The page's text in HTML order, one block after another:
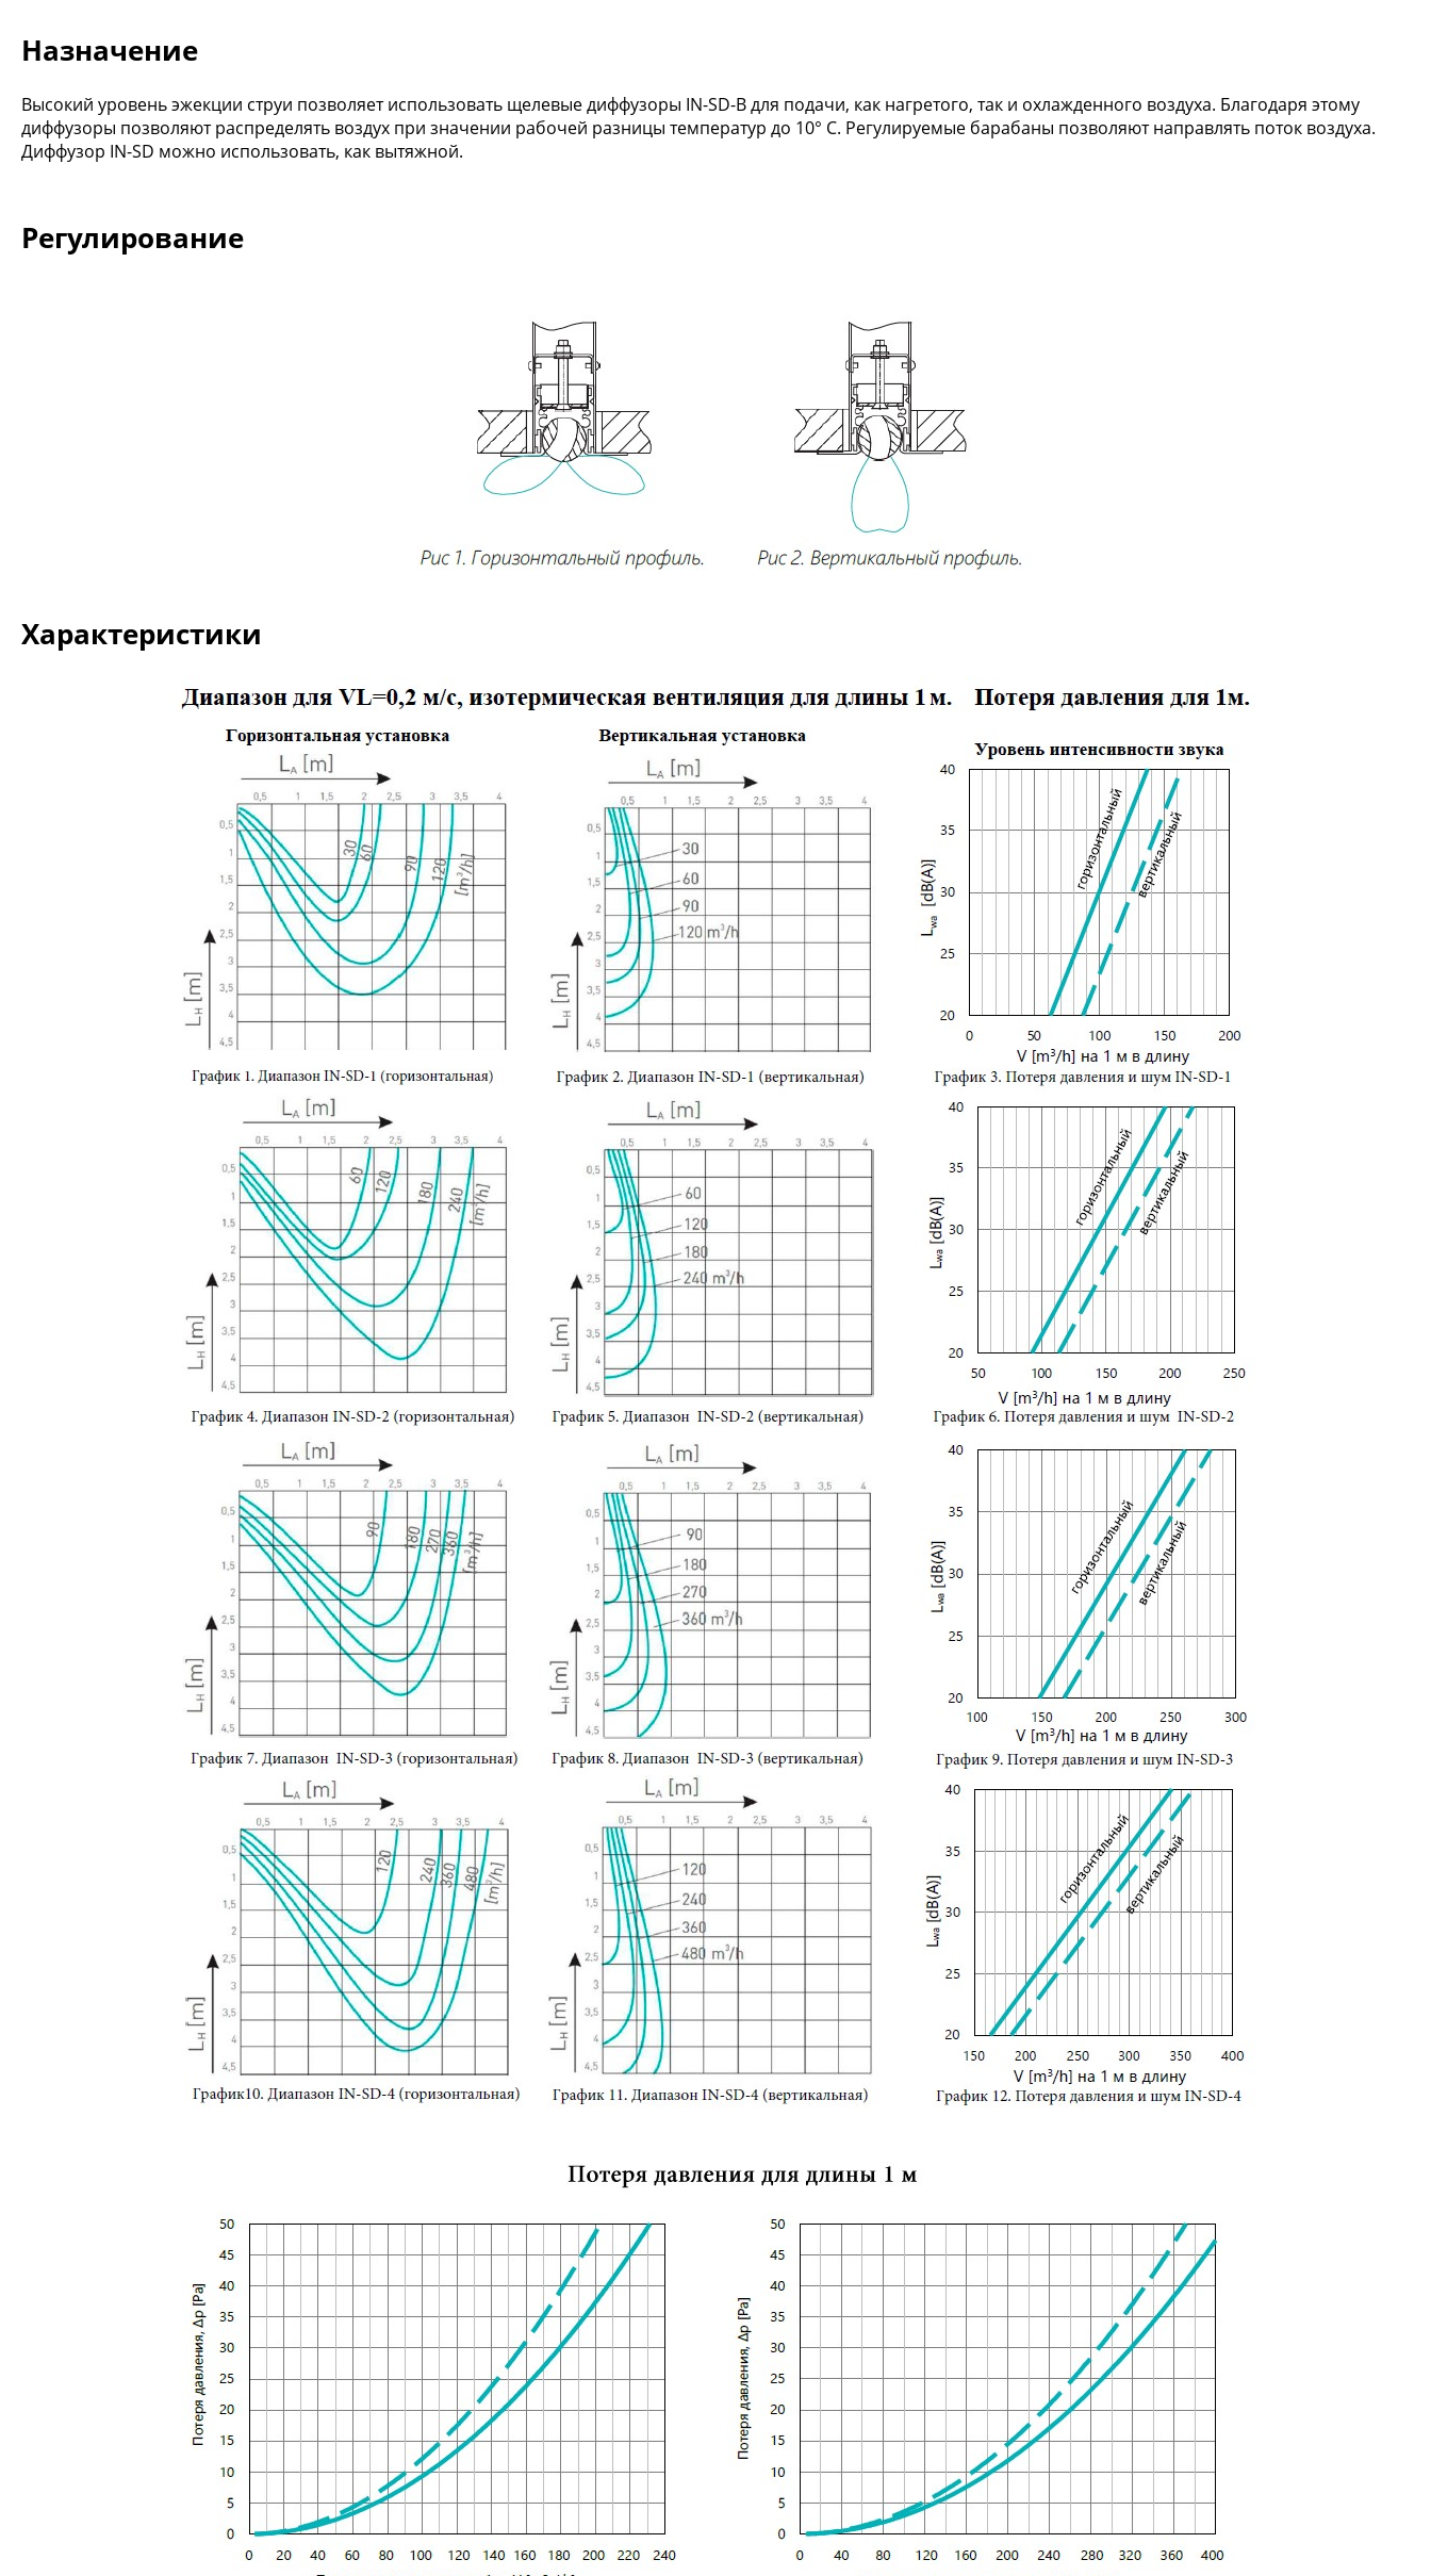
Назначение
Высокий уровень эжекции струи позволяет использовать щелевые диффузоры IN-SD-B для подачи, как нагретого, так и охлажденного воздуха. Благодаря этому
диффузоры позволяют распределять воздух при значении рабочей разницы температур до 10° С. Регулируемые барабаны позволяют направлять поток воздуха.
Диффузор IN-SD можно использовать, как вытяжной.
Регулирование
Характеристики